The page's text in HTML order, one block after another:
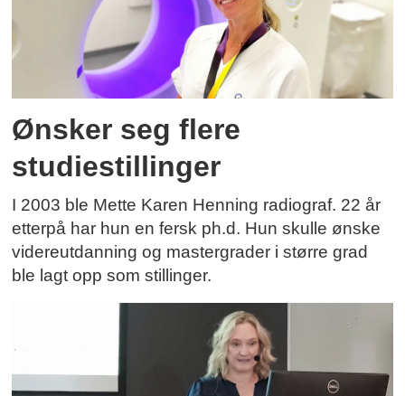
Ønsker seg flere
studiestillinger
I 2003 ble Mette Karen Henning radiograf. 22 år
etterpå har hun en fersk ph.d. Hun skulle ønske
videreutdanning og mastergrader i større grad
ble lagt opp som stillinger.